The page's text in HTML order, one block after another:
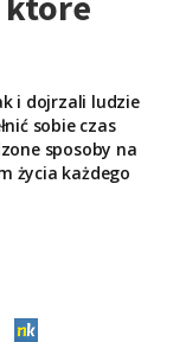
i dojrzali ludzie
sobie czas
sposoby na
życia każdego